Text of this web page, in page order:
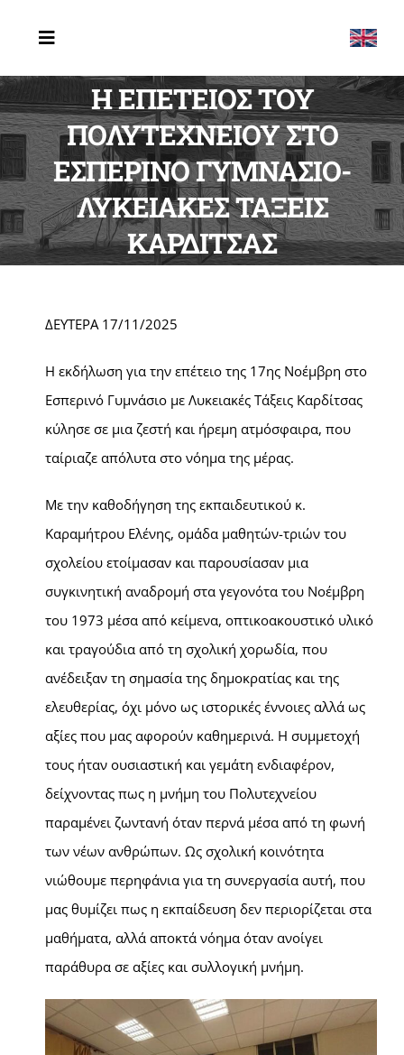
περιεχόμενο
Toggle
Navigation
ΤΟ ΣΧΟΛΕΙΟ
ERASMUS
ΔΡΑΣΤΗΡΙΟΤΗΤΕΣ
ΕΠΙΚΟΙΝΩΝΙΑ
Η ΕΠΕΤΕΙΟΣ ΤΟΥ
ΠΟΛΥΤΕΧΝΕΙΟΥ ΣΤΟ
ΕΣΠΕΡΙΝΟ ΓΥΜΝΑΣΙΟ-
ΛΥΚΕΙΑΚΕΣ ΤΑΞΕΙΣ
ΚΑΡΔΙΤΣΑΣ
ΔΕΥΤΕΡΑ 17/11/2025
Η εκδήλωση για την επέτειο της 17ης Νοέμβρη στο
Εσπερινό Γυμνάσιο με Λυκειακές Τάξεις Καρδίτσας
κύλησε σε μια ζεστή και ήρεμη ατμόσφαιρα, που
ταίριαζε απόλυτα στο νόημα της μέρας.
Με την καθοδήγηση της εκπαιδευτικού κ.
Καραμήτρου Ελένης, ομάδα μαθητών-τριών του
σχολείου ετοίμασαν και παρουσίασαν μια
συγκινητική αναδρομή στα γεγονότα του Νοέμβρη
του 1973 μέσα από κείμενα, οπτικοακουστικό υλικό
και τραγούδια από τη σχολική χορωδία, που
ανέδειξαν τη σημασία της δημοκρατίας και της
ελευθερίας, όχι μόνο ως ιστορικές έννοιες αλλά ως
αξίες που μας αφορούν καθημερινά. Η συμμετοχή
τους ήταν ουσιαστική και γεμάτη ενδιαφέρον,
δείχνοντας πως η μνήμη του Πολυτεχνείου
παραμένει ζωντανή όταν περνά μέσα από τη φωνή
των νέων ανθρώπων. Ως σχολική κοινότητα
νιώθουμε περηφάνια για τη συνεργασία αυτή, που
μας θυμίζει πως η εκπαίδευση δεν περιορίζεται στα
μαθήματα, αλλά αποκτά νόημα όταν ανοίγει
παράθυρα σε αξίες και συλλογική μνήμη.